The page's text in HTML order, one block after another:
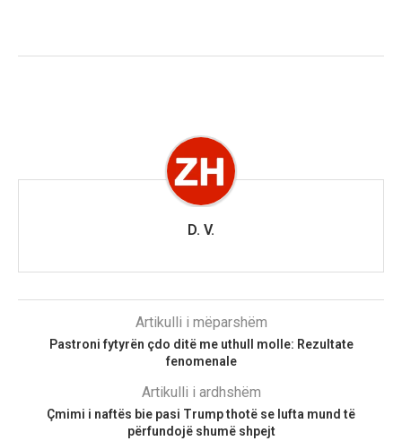
D. V.
Artikulli i mëparshëm
Pastroni fytyrën çdo ditë me uthull molle: Rezultate
fenomenale
Artikulli i ardhshëm
Çmimi i naftës bie pasi Trump thotë se lufta mund të
përfundojë shumë shpejt